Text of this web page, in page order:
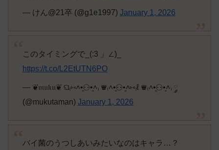
— けん@21卒 (@g1e1997) January 1, 2026
このタイミングで_(:3 」∠)_
https://t.co/L2EtUTN6PO
— ❦𝔪𝔲𝔨𝔲❦ ଘ₍⑅˄•͈⚇•͈˄₎ ♛₍˄•͈⚇•͈˄⑅₎ℓ ♛₍˄•͈⚇•͈˄₎ ༘
(@mukutaman) January 1, 2026
バイ菌のうつしあいみたいなのはキャラ…？